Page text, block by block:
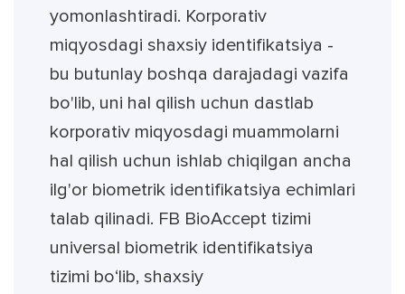
yomonlashtiradi. Korporativ
miqyosdagi shaxsiy identifikatsiya -
bu butunlay boshqa darajadagi vazifa
bo'lib, uni hal qilish uchun dastlab
korporativ miqyosdagi muammolarni
hal qilish uchun ishlab chiqilgan ancha
ilg'or biometrik identifikatsiya echimlari
talab qilinadi. FB BioAccept tizimi
universal biometrik identifikatsiya
tizimi bo‘lib, shaxsiy